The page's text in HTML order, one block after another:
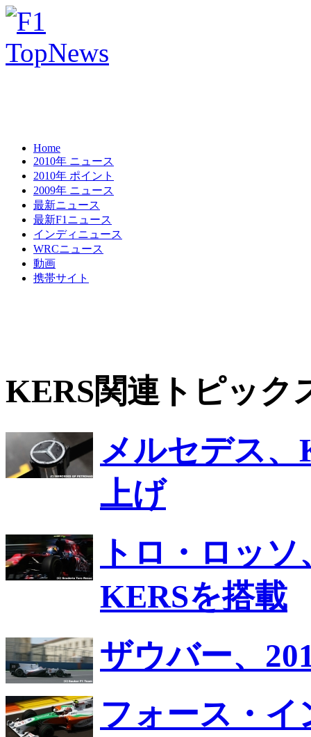
Home
2010年 ニュース
2010年 ポイント
2009年 ニュース
最新ニュース
最新F1ニュース
インディニュース
WRCニュース
動画
携帯サイト
KERS関連トピック
メルセデス、
上げ
トロ・ロッ
KERSを搭載
ザウバー、
フォース・イ